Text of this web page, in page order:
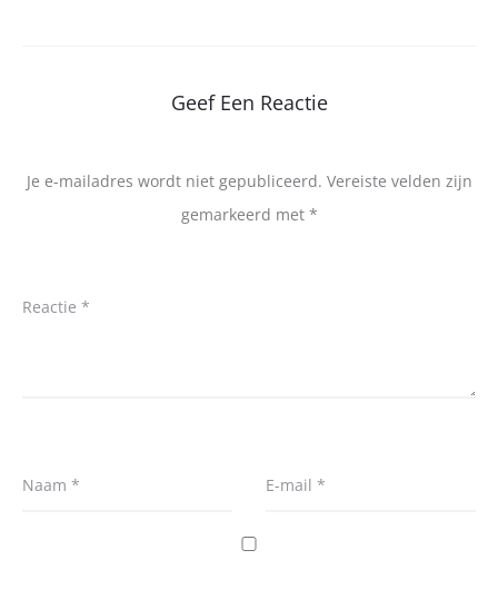
Geef Een Reactie
Je e-mailadres wordt niet gepubliceerd. Vereiste velden zijn
gemarkeerd met *
Reactie *
Naam * E-mail *